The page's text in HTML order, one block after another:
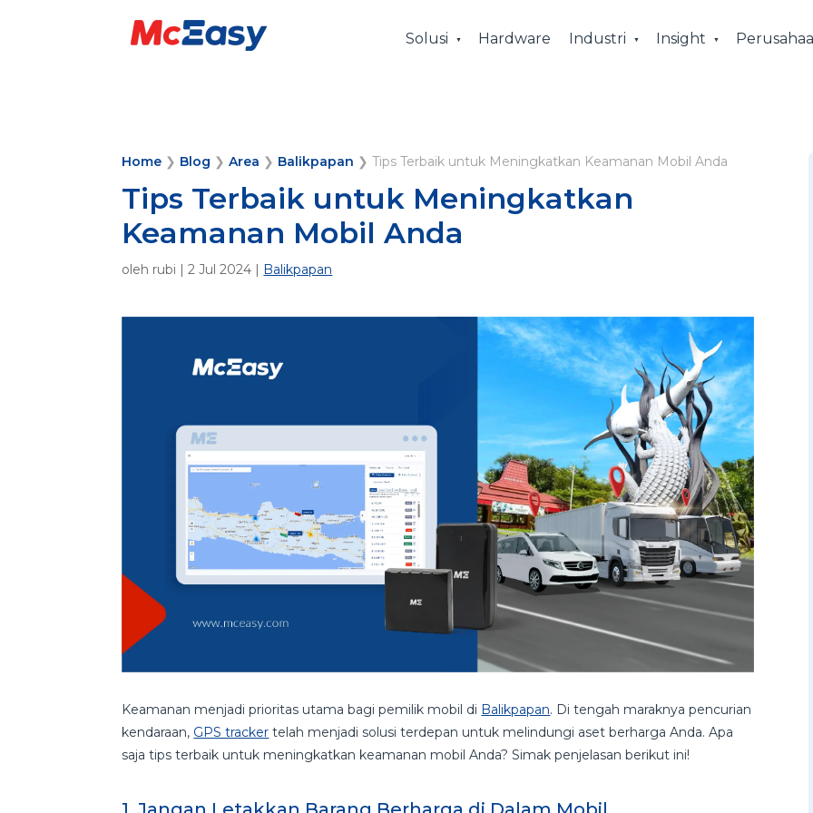
Solusi Hardware Industri Insight
Home ❯ Blog ❯Area ❯ Balikpapan ❯Tips Terbaik untuk Meningkatkan Keamanan Mobil Anda
Tips Terbaik untuk Meningkatkan
Keamanan Mobil Anda
oleh rubi |2 Jul 2024 | Balikpapan
Keamanan menjadi prioritas utama bagi pemilik mobil di Balikpapan. Di tengah maraknya pencurian
kendaraan, GPS tracker telah menjadi solusi terdepan untuk melindungi aset berharga Anda. Apa
saja tips terbaik untuk meningkatkan keamanan mobil Anda? Simak penjelasan berikut ini!